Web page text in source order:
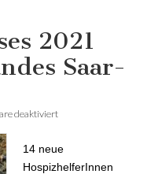
2021
Saar-
deaktiviert
Caritasverbandes
Saar-Hochwald
14 neue
HospizhelferInnen